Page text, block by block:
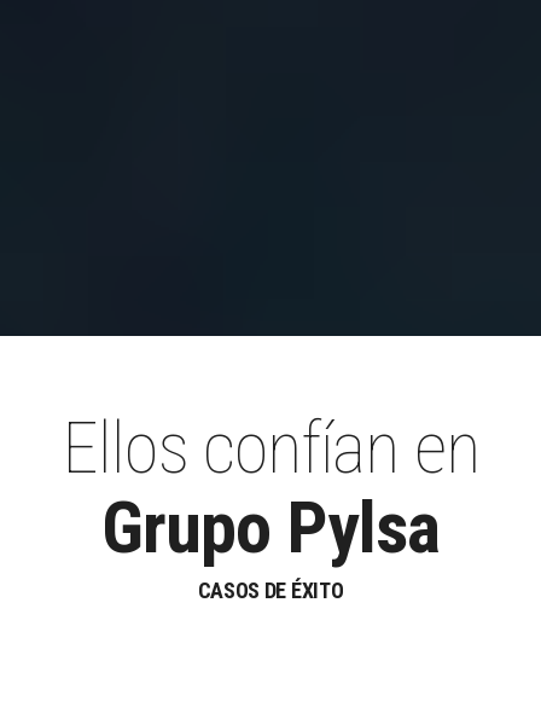
Ellos confían en
Grupo Pylsa
CASOS DE ÉXITO